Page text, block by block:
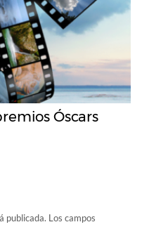
Óscars
publicada. Los campos